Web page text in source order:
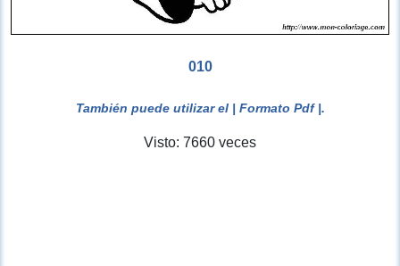
010
También puede utilizar el | Formato Pdf |.
Visto: 7660 veces